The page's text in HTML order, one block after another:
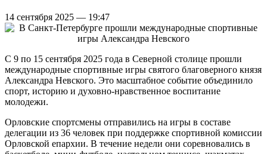
14 сентября 2025 — 19:47
С 9 по 15 сентября 2025 года в Северной столице прошли
международные спортивные игры святого благоверного князя
Александра Невского. Это масштабное событие объединило
спорт, историю и духовно-нравственное воспитание
молодежи.
Орловские спортсмены отправились на игры в составе
делегации из 36 человек при поддержке спортивной комиссии
Орловской епархии. В течение недели они соревновались в